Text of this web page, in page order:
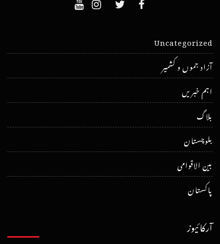
Uncategorized
آزاد جموں و کشمیر
اہم خبریں
بلاگ
بلوچستان
بین الاقوامی
پاکستان
آرکائیوز